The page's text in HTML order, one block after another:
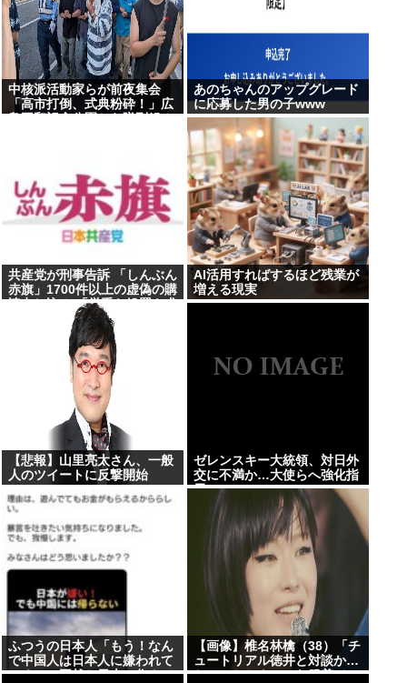
中核派活動家らが前夜集会
「高市打倒、式典粉砕！」広
島平和記念公園から隊列組み
あのちゃんのアップグレード
に応募した男の子www
共産党が刑事告訴 「しんぶん
赤旗」1700件以上の虚偽の購
読申し込み 「厳重な処罰を求
AI活用すればするほど残業が
増える現実
【悲報】山里亮太さん、一般
人のツイートに反撃開始
www
ゼレンスキー大統領、対日外
交に不満か…大使らへ強化指
示
ふつうの日本人「もう！なん
で中国人は日本人に嫌われて
いるのに平然と日本に住んで
【画像】椎名林檎（38）「チ
ュートリアル徳井と対談か…
ちょっとセクシーな服着てい